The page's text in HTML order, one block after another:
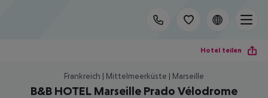
Hotel teilen
Frankreich | Mittelmeerküste | Marseille
B&B HOTEL Marseille Prado Vélodrome